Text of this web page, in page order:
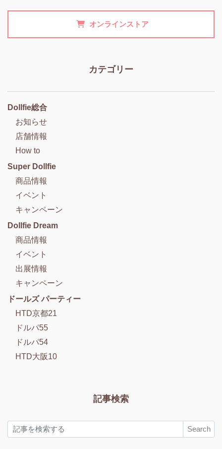
オンラインストア
カテゴリー
Dollfie総合
お知らせ
店舗情報
How to
Super Dollfie
商品情報
イベント
キャンペーン
Dollfie Dream
商品情報
イベント
出展情報
キャンペーン
ドールズ パーティー
HTD京都21
ドルパ55
ドルパ54
HTD大阪10
記事検索
Search